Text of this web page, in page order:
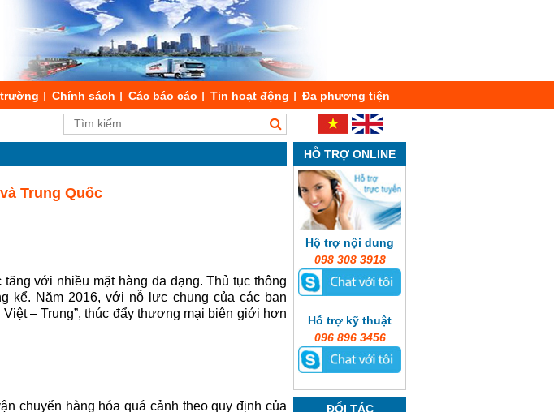
Chính sách Các báo cáo Tin hoạt động Đa phương tiện
Trung Quốc
với nhiều mặt hàng đa dạng. Thủ tục thông
Năm 2016, với nỗ lực chung của các ban
– Trung”, thúc đẩy thương mại biên giới hơn
chuyển hàng hóa quá cảnh theo quy định của
HỖ TRỢ ONLINE
Hộ trợ nội dung
098 308 3918
Hỗ trợ kỹ thuật
096 896 3456
ĐỐI TÁC